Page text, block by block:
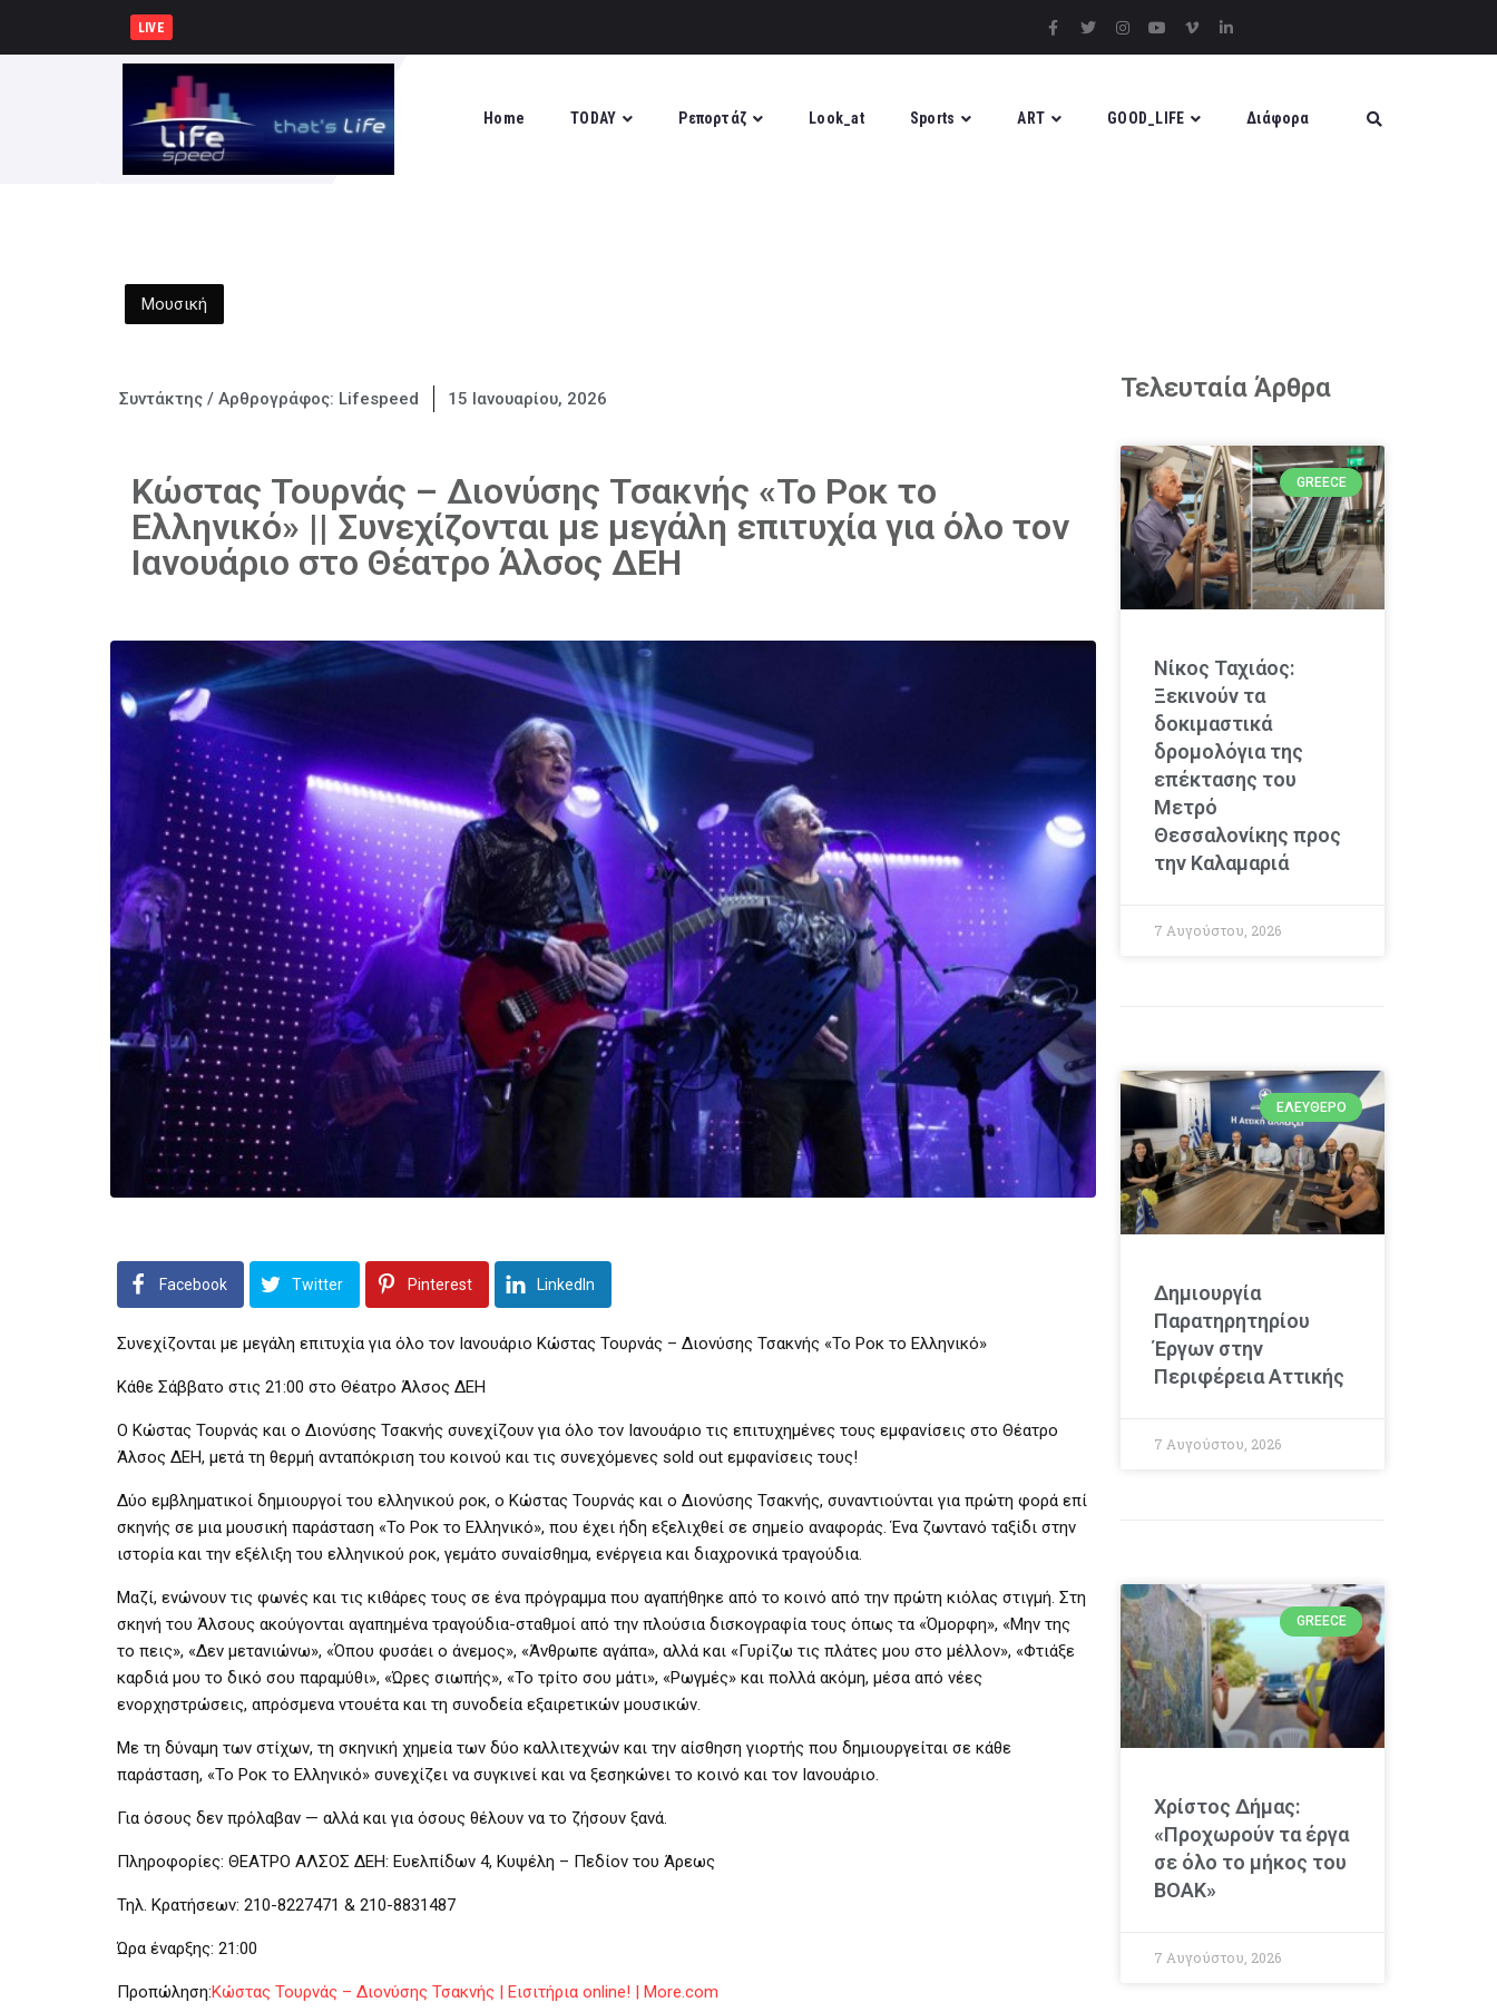
LIVE
Home TODAY Ρεπορτάζ Look_at Sports ART GOOD_LIFE Διάφορα
Μουσική
Συντάκτης / Αρθρογράφος: Lifespeed 15 Ιανουαρίου, 2026
Κώστας Τουρνάς – Διονύσης Τσακνής «Το Ροκ το
Ελληνικό» || Συνεχίζονται με μεγάλη επιτυχία για όλο τον
Ιανουάριο στο Θέατρο Άλσος ΔΕΗ
Facebook Twitter Pinterest LinkedIn
Συνεχίζονται με μεγάλη επιτυχία για όλο τον Ιανουάριο Κώστας Τουρνάς – Διονύσης Τσακνής «Το Ροκ το Ελληνικό»
Κάθε Σάββατο στις 21:00 στο Θέατρο Άλσος ΔΕΗ
Ο Κώστας Τουρνάς και ο Διονύσης Τσακνής συνεχίζουν για όλο τον Ιανουάριο τις επιτυχημένες τους εμφανίσεις στο Θέατρο
Άλσος ΔΕΗ, μετά τη θερμή ανταπόκριση του κοινού και τις συνεχόμενες sold out εμφανίσεις τους!
Δύο εμβληματικοί δημιουργοί του ελληνικού ροκ, ο Κώστας Τουρνάς και ο Διονύσης Τσακνής, συναντιούνται για πρώτη φορά επί
σκηνής σε μια μουσική παράσταση «Το Ροκ το Ελληνικό», που έχει ήδη εξελιχθεί σε σημείο αναφοράς. Ένα ζωντανό ταξίδι στην
ιστορία και την εξέλιξη του ελληνικού ροκ, γεμάτο συναίσθημα, ενέργεια και διαχρονικά τραγούδια.
Μαζί, ενώνουν τις φωνές και τις κιθάρες τους σε ένα πρόγραμμα που αγαπήθηκε από το κοινό από την πρώτη κιόλας στιγμή. Στη
σκηνή του Άλσους ακούγονται αγαπημένα τραγούδια-σταθμοί από την πλούσια δισκογραφία τους όπως τα «Όμορφη», «Μην της
το πεις», «Δεν μετανιώνω», «Όπου φυσάει ο άνεμος», «Άνθρωπε αγάπα», αλλά και «Γυρίζω τις πλάτες μου στο μέλλον», «Φτιάξε
καρδιά μου το δικό σου παραμύθι», «Ώρες σιωπής», «Το τρίτο σου μάτι», «Ρωγμές» και πολλά ακόμη, μέσα από νέες
ενορχηστρώσεις, απρόσμενα ντουέτα και τη συνοδεία εξαιρετικών μουσικών.
Με τη δύναμη των στίχων, τη σκηνική χημεία των δύο καλλιτεχνών και την αίσθηση γιορτής που δημιουργείται σε κάθε
παράσταση, «Το Ροκ το Ελληνικό» συνεχίζει να συγκινεί και να ξεσηκώνει το κοινό και τον Ιανουάριο.
Για όσους δεν πρόλαβαν — αλλά και για όσους θέλουν να το ζήσουν ξανά.
Πληροφορίες: ΘΕΑΤΡΟ ΑΛΣΟΣ ΔΕΗ: Ευελπίδων 4, Κυψέλη – Πεδίον του Άρεως
Τηλ. Κρατήσεων: 210-8227471 & 210-8831487
Ώρα έναρξης: 21:00
Προπώληση:Κώστας Τουρνάς – Διονύσης Τσακνής | Εισιτήρια online! | More.com
Τελευταία Άρθρα
GREECE
Νίκος Ταχιάος:
Ξεκινούν τα
δοκιμαστικά
δρομολόγια της
επέκτασης του
Μετρό
Θεσσαλονίκης προς
την Καλαμαριά
7 Αυγούστου, 2026
ΕΛΕΎΘΕΡΟ
Δημιουργία
Παρατηρητηρίου
Έργων στην
Περιφέρεια Αττικής
7 Αυγούστου, 2026
GREECE
Χρίστος Δήμας:
«Προχωρούν τα έργα
σε όλο το μήκος του
ΒΟΑΚ»
7 Αυγούστου, 2026